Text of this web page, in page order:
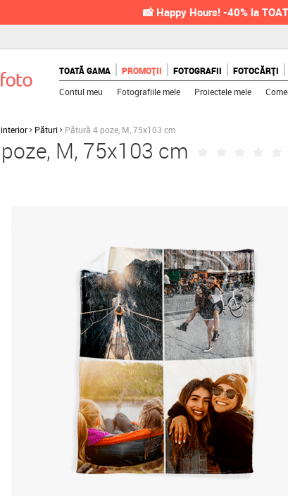
📸 Happy Hours! -40% la
TOATĂ GAMA PROMOȚII FOTOGRAFII FOTOCĂRȚI
Contul meu Fotografiile mele Proiectele mele
Pături Pătură 4 poze, M, 75x103 cm
M, 75x103 cm